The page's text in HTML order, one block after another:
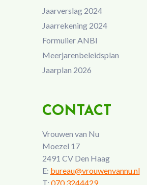
Jaarverslag 2024
Jaarrekening 2024
Formulier ANBI
Meerjarenbeleidsplan
Jaarplan 2026
CONTACT
Vrouwen van Nu
Moezel 17
2491 CV Den Haag
E: bureau@vrouwenvannu.nl
T: 070 3244429